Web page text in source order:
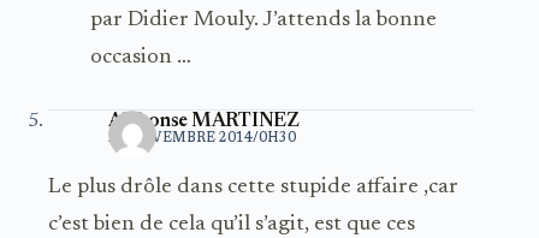
par Didier Mouly. J’attends la bonne
occasion …
Alphonse MARTINEZ
22 NOVEMBRE 2014/0H30
Le plus drôle dans cette stupide affaire ,car
c’est bien de cela qu’il s’agit, est que ces